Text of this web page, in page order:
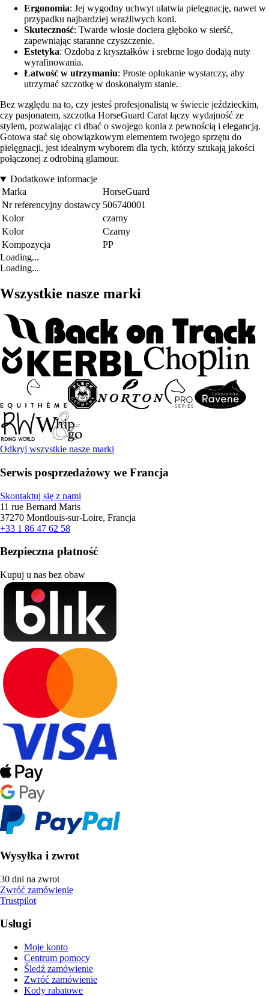
Ergonomia: Jej wygodny uchwyt ułatwia pielęgnację, nawet w
przypadku najbardziej wrażliwych koni.
Skuteczność: Twarde włosie dociera głęboko w sierść,
zapewniając staranne czyszczenie.
Estetyka: Ozdoba z kryształków i srebrne logo dodają nuty
wyrafinowania.
Łatwość w utrzymaniu: Proste opłukanie wystarczy, aby
utrzymać szczotkę w doskonałym stanie.
Bez względu na to, czy jesteś profesjonalistą w świecie jeździeckim,
czy pasjonatem, szczotka HorseGuard Carat łączy wydajność ze
stylem, pozwalając ci dbać o swojego konia z pewnością i elegancją.
Gotowa stać się obowiązkowym elementem twojego sprzętu do
pielęgnacji, jest idealnym wyborem dla tych, którzy szukają jakości
połączonej z odrobiną glamour.
Dodatkowe informacje
Marka
HorseGuard
Nr referencyjny dostawcy 506740001
Kolor
czarny
Kolor
Czarny
Kompozycja
PP
Loading...
Loading...
Wszystkie nasze marki
Odkryj wszystkie nasze marki
Serwis posprzedażowy we Francja
Skontaktuj się z nami
11 rue Bernard Maris
37270 Montlouis-sur-Loire, Francja
+33 1 86 47 62 58
Bezpieczna płatność
Kupuj u nas bez obaw
Wysyłka i zwrot
30 dni na zwrot
Zwróć zamówienie
Trustpilot
Usługi
Moje konto
Centrum pomocy
Śledź zamówienie
Zwróć zamówienie
Kody rabatowe